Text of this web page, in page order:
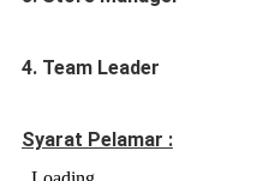
4. Team Leader
Syarat Pelamar :